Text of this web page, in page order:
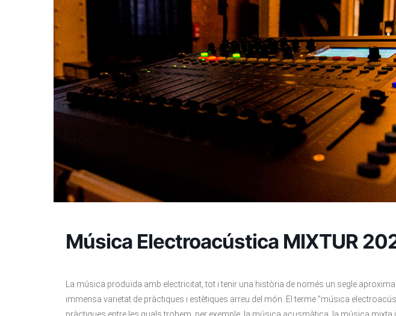
Música Electroacústica MIXTUR
La música produïda amb electricitat, tot i tenir una història de només un segle
immensa varietat de pràctiques i estètiques arreu del món. El terme “música